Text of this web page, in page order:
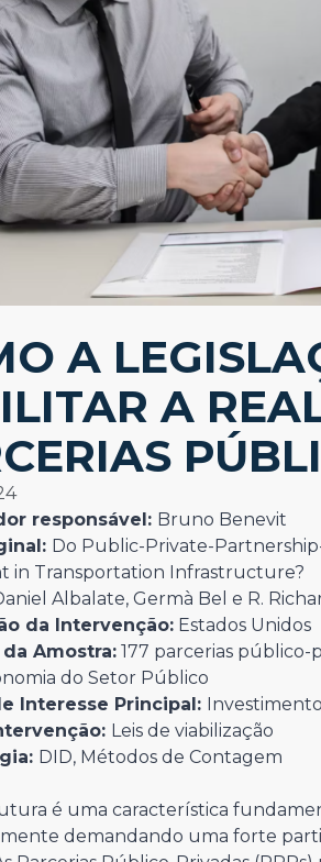
A
A
responsável: Bruno Benevit
Do Public-Private-
in Transportation Infrastructure?
Albalate, Germà Bel e R.
da Intervenção: Estados Unidos
Amostra: 177 parcerias público-
do Setor Público
Interesse Principal:
Leis de viabilização
DID, Métodos de Contagem
é uma característica
demandando uma forte